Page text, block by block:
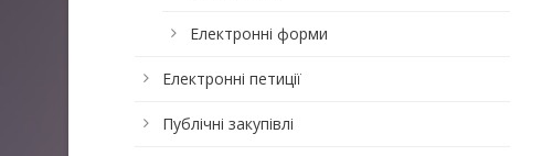
Електронні форми
Електронні петиції
Публічні закупівлі